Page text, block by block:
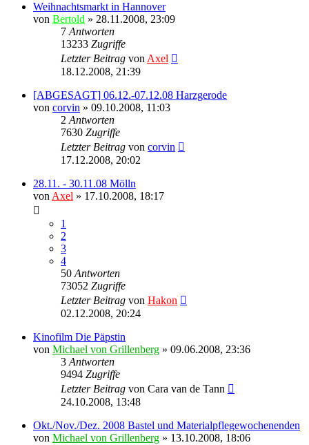
Weihnachtsmarkt in Hannover
von Bertold » 28.11.2008, 23:09
7Antworten
13233 Zugriffe
Letzter Beitrag vonAxel
18.12.2008, 21:39
[ABGESAGT] 06.12.-07.12.08 Harzgerode
von corvin » 09.10.2008, 11:03
2Antworten
7630 Zugriffe
Letzter Beitrag von corvin
17.12.2008, 20:02
28.11. - 30.11.08 Mölln
vonAxel » 17.10.2008, 18:17
1
2
3
4
50Antworten
73052 Zugriffe
Letzter Beitrag von Hakon
02.12.2008, 20:24
Kinofilm Die Päpstin
von Michael von Grillenberg » 09.06.2008, 23:36
3Antworten
9494 Zugriffe
Letzter Beitrag von Cara van de Tann
24.10.2008, 13:48
Okt./Nov./Dez. 2008 Bastel und Materialpflegewochenenden
von Michael von Grillenberg » 13.10.2008, 18:06